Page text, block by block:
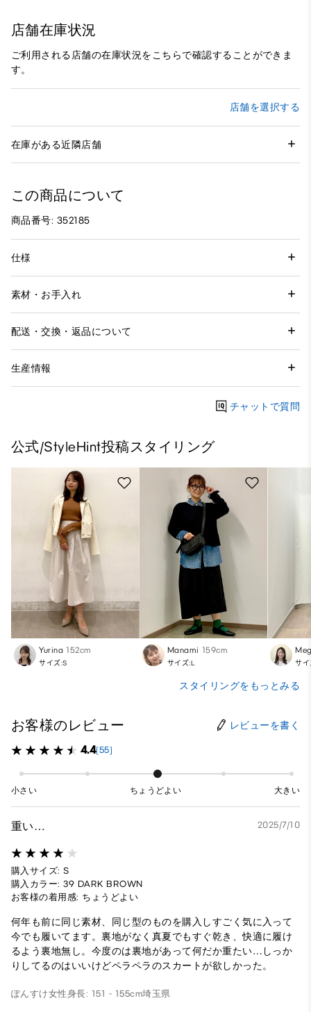
店舗在庫状況
ご利用される店舗の在庫状況をこちらで確認することができま
す。
店舗を選択する
在庫がある近隣店舗
この商品について
商品番号: 352185
仕様
素材・お手入れ
配送・交換・返品について
生産情報
チャットで質問
公式/StyleHint投稿スタイリング
Yurina 152cm
サイズ:S
Manami 159cm
サイズ:L サイ
スタイリングをもっとみる
お客様のレビュー レビューを書く
4.4(55)
小さい ちょうどよい 大きい
重い… 2025/7/10
購入サイズ: S
購入カラー: 39 DARK BROWN
お客様の着用感: ちょうどよい
何年も前に同じ素材、同じ型のものを購入しすごく気に入って
今でも履いてます。裏地がなく真夏でもすぐ乾き、快適に履け
るよう裏地無し。今度のは裏地があって何だか重たい…しっか
りしてるのはいいけどペラペラのスカートが欲しかった。
ぽんすけ女性身長: 151 - 155cm埼玉県